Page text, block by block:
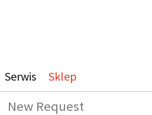
Serwis Sklep
New Request